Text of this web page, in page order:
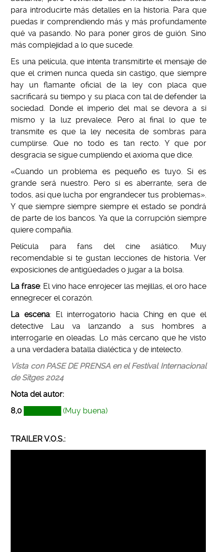
para introducirte más detalles en la historia. Para que
puedas ir comprendiendo más y más profundamente
qué va pasando. No para poner giros de guión. Sino
más complejidad a lo que sucede.
Es una película, que intenta transmitirte el mensaje de
que el crimen nunca queda sin castigo, que siempre
hay un flamante oficial de la ley con placa que
sacrificará su tiempo y su placa con tal de defender la
sociedad. Donde el imperio del mal se devora a si
mismo y la luz prevalece. Pero al final lo que te
transmite es que la ley necesita de sombras para
cumplirse. Que no todo es tan recto. Y que por
desgracia se sigue cumpliendo el axioma que dice.
«Cuando un problema es pequeño es tuyo. Si es
grande será nuestro. Pero si es aberrante, sera de
todos, así que lucha por engrandecer tus problemas».
Y que siempre siempre siempre el estado se pondrá
de parte de los bancos. Ya que la corrupción siempre
quiere compañía.
Película para fans del cine asiático. Muy
recomendable si te gustan lecciones de historia. Ver
exposiciones de antigüedades o jugar a la bolsa.
La frase: El vino hace enrojecer las mejillas, el oro hace
ennegrecer el corazón.
La escena: El interrogatorio hacia Ching en que el
detective Lau va lanzando a sus hombres a
interrogarle en oleadas. Lo más cercano que he visto
a una verdadera batalla dialéctica y de intelecto.
Vista con PASE DE PRENSA en el Festival Internacional
de Sitges 2024
Nota del autor:
8,0
(Muy buena)
TRAILER V.O.S.: